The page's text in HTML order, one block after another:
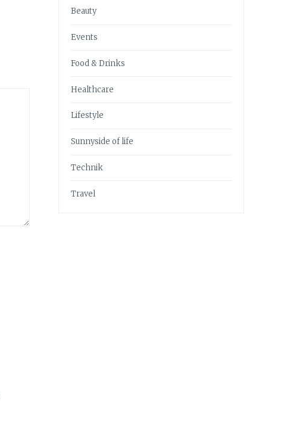
Beauty
Events
Food & Drinks
Healthcare
Lifestyle
Sunnyside of life
Technik
Travel